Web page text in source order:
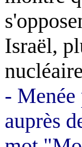
Israël,
- Menée
auprès